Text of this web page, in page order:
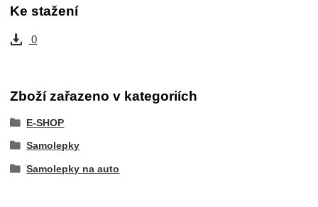
Ke stažení
0
Zboží zařazeno v kategoriích
E-SHOP
Samolepky
Samolepky na auto